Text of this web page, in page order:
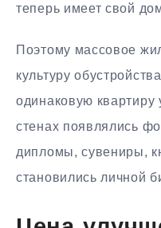
теперь имеет свой
Поэтому массовое
культуру
одинаковую
стенах появлялись
дипломы, сувениры,
становились личной